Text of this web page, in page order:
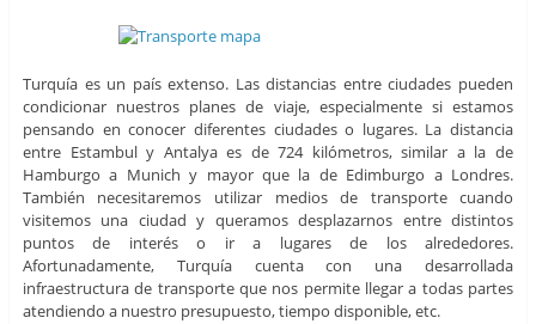
Turquía es un país extenso. Las distancias entre ciudades pueden
condicionar nuestros planes de viaje, especialmente si estamos
pensando en conocer diferentes ciudades o lugares. La distancia
entre Estambul y Antalya es de 724 kilómetros, similar a la de
Hamburgo a Munich y mayor que la de Edimburgo a Londres.
También necesitaremos utilizar medios de transporte cuando
visitemos una ciudad y queramos desplazarnos entre distintos
puntos de interés o ir a lugares de los alrededores.
Afortunadamente, Turquía cuenta con una desarrollada
infraestructura de transporte que nos permite llegar a todas partes
atendiendo a nuestro presupuesto, tiempo disponible, etc.